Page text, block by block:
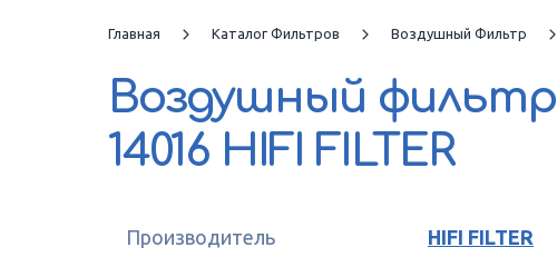
Главная Каталог Фильтров Воздушный Фильтр
Воздушный фильтр
14016 HIFI FILTER
Производитель HIFI FILTER